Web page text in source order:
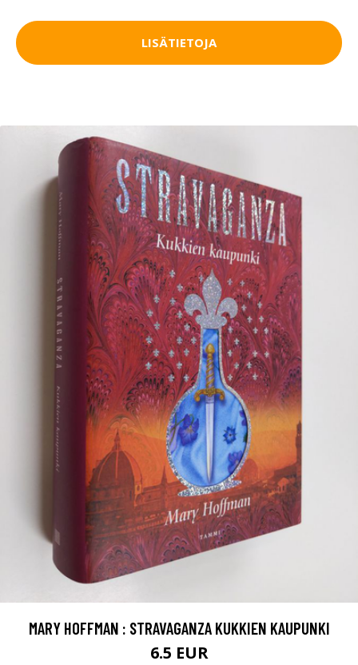
LISÄTIETOJA
MARY HOFFMAN : STRAVAGANZA KUKKIEN KAUPUNKI
6.5 EUR